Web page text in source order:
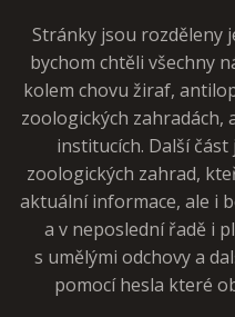
Stránky jsou rozděleny
bychom chtěli všechny
kolem chovu žiraf,
zoologických zahradách,
institucích. Další
zoologických zahrad,
aktuální informace, ale i
a v neposlední řadě i
s umělými odchovy a
pomocí hesla které